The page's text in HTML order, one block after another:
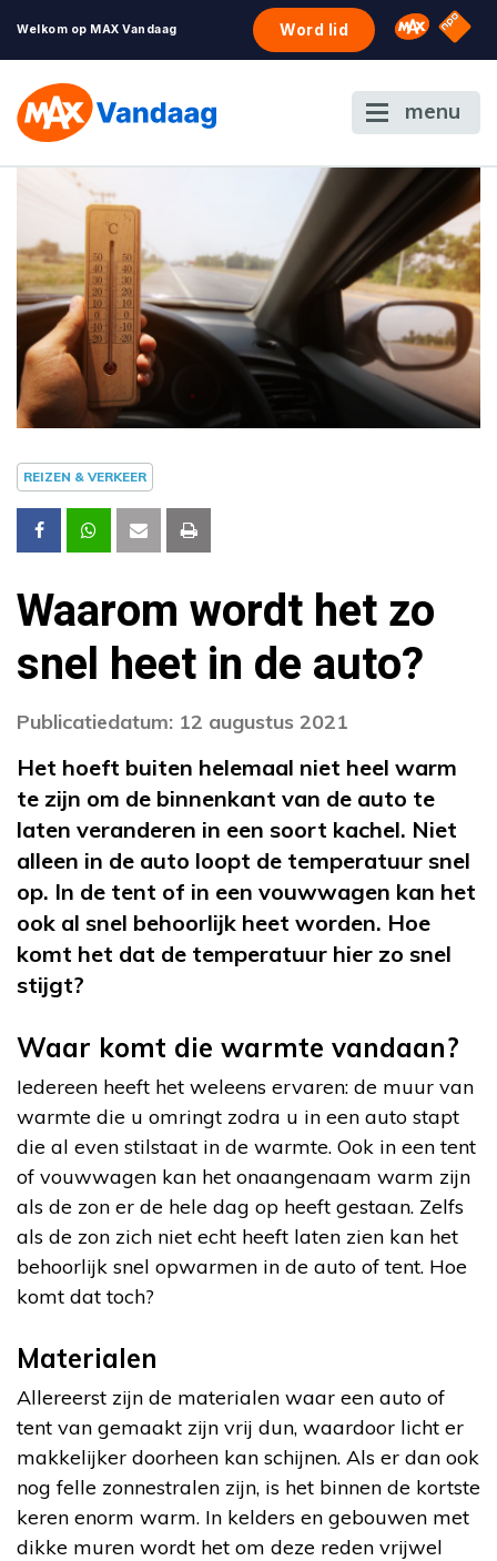
Welkom op MAX Vandaag Word lid Omroep
NPO
menu
REIZEN & VERKEER
Waarom wordt het zo
snel heet in de auto?
Publicatiedatum: 12 augustus 2021
Het hoeft buiten helemaal niet heel warm
te zijn om de binnenkant van de auto te
laten veranderen in een soort kachel. Niet
alleen in de auto loopt de temperatuur snel
op. In de tent of in een vouwwagen kan het
ook al snel behoorlijk heet worden. Hoe
komt het dat de temperatuur hier zo snel
stijgt?
Waar komt die warmte vandaan?
Iedereen heeft het weleens ervaren: de muur van
warmte die u omringt zodra u in een auto stapt
die al even stilstaat in de warmte. Ook in een tent
of vouwwagen kan het onaangenaam warm zijn
als de zon er de hele dag op heeft gestaan. Zelfs
als de zon zich niet echt heeft laten zien kan het
behoorlijk snel opwarmen in de auto of tent. Hoe
komt dat toch?
Materialen
Allereerst zijn de materialen waar een auto of
tent van gemaakt zijn vrij dun, waardoor licht er
makkelijker doorheen kan schijnen. Als er dan ook
nog felle zonnestralen zijn, is het binnen de kortste
keren enorm warm. In kelders en gebouwen met
dikke muren wordt het om deze reden vrijwel